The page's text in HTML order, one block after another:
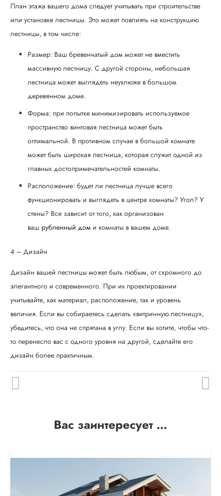
План этажа вашего дома следует учитывать при строительстве
или установке лестницы. Это может повлиять на конструкцию
лестницы, в том числе:
Размер: Ваш бревенчатый дом может не вместить
массивную лестницу. С другой стороны, небольшая
лестница может выглядеть неуклюже в большом
деревянном доме.
Форма: при попытке минимизировать используемое
пространство винтовая лестница может быть
оптимальной. В противном случае в большой комнате
может быть широкая лестница, которая служит одной из
главных достопримечательностей комнаты.
Расположение: будет ли лестница лучше всего
функционировать и выглядеть в центре комнаты? Угол? У
стены? Все зависит от того, как организован
ваш рубленный дом и комнаты в вашем доме.
4 – Дизайн
Дизайн вашей лестницы может быть любым, от скромного до
элегантного и современного. При их проектировании
учитывайте, как материал, расположение, так и уровень
величия. Если вы собираетесь сделать «витринную лестницу»,
убедитесь, что она не спрятана в углу. Если вы хотите, чтобы что-
то перенесло вас с одного уровня на другой, сделайте его
дизайн более практичным.
Вас заинтересует …